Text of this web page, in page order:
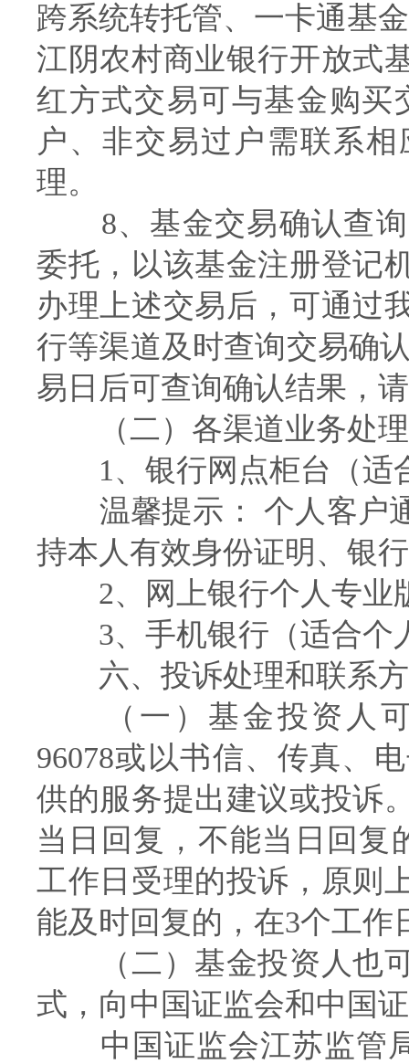
跨系统转托管、一卡通基
江阴农村商业银行开放式
红方式交易可与基金购买
户、非交易过户需联系
理。
8、基金交易确认查询
委托，以该基金注册登记
办理上述交易后，可通过
行等渠道及时查询交易确
易日后可查询确认结果，
（二）各渠道业务处理
1、银行网点柜台（适
温馨提示： 个人客户通
持本人有效身份证明、银
2、网上银行个人专业
3、手机银行（适合个
六、投诉处理和联系
（一）基金投资人可
96078或以书信、传真、
供的服务提出建议或投诉
当日回复，不能当日回复
工作日受理的投诉，原则
能及时回复的，在3个工作
（二）基金投资人也可
式，向中国证监会和中国
中国证监会江苏监管局